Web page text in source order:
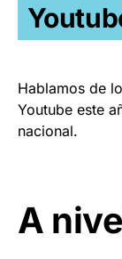
Hablamos de
Youtube este
nacional.
A